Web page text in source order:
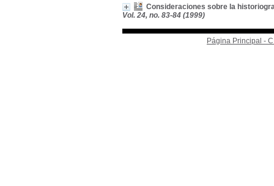
Consideraciones sobre la
Vol. 24, no. 83-84 (1999)
Página Principal -